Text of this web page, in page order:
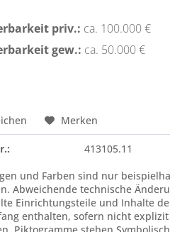
priv.: ca. 100.000 €
gew.: ca. 50.000 €
Merken
413105.11
und Farben sind nur
Abweichende technische
Einrichtungsteile und Inhalte
enthalten, sofern nicht